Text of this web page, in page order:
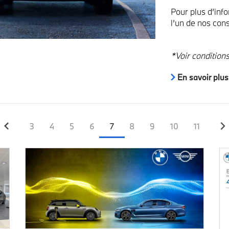
Pour plus
l’un de nos
*Voir
En savoir plus
Page
3 Page
4 Page
5 Page
6
Page
courante
7 Page
8 Page
9 Page
10 Page
11